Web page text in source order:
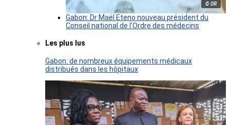
© DR
Gabon: Dr Maël Eteno nouveau président du
Conseil national de l’Ordre des médecins
Les plus lus
Gabon: de nombreux équipements médicaux
distribués dans les hôpitaux